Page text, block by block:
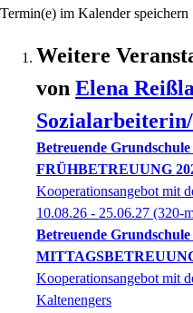
Termin(e) im Kalender speichern
Weitere
von Elena
Betreuende
FRÜHBETREUUNG
Kooperationsangebot mit
10.08.26 - 25.06.27 (320-
Betreuende
Kooperationsangebot mit
Kaltenengers